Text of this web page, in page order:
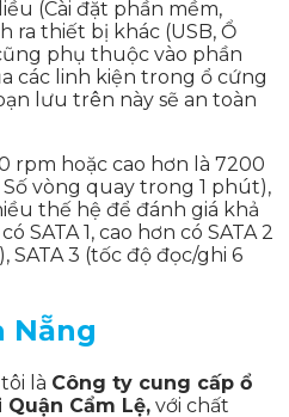
(Cài đặt phần mềm,
ra thiết bị khác (USB, Ổ
phụ thuộc vào phần
các linh kiện trong ổ cứng
lưu trên này sẽ an toàn
rpm hoặc cao hơn là 7200
vòng quay trong 1 phút),
thế hệ để đánh giá khả
SATA 1, cao hơn có SATA 2
SATA 3 (tốc độ đọc/ghi 6
Nẵng
là Công ty cung cấp ổ
Cẩm Lệ, với chất